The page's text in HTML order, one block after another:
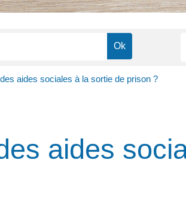
aides sociales à la sortie de prison ?
aides